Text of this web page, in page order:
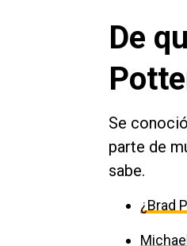
De
Se
parte de
sabe.
¿Brad